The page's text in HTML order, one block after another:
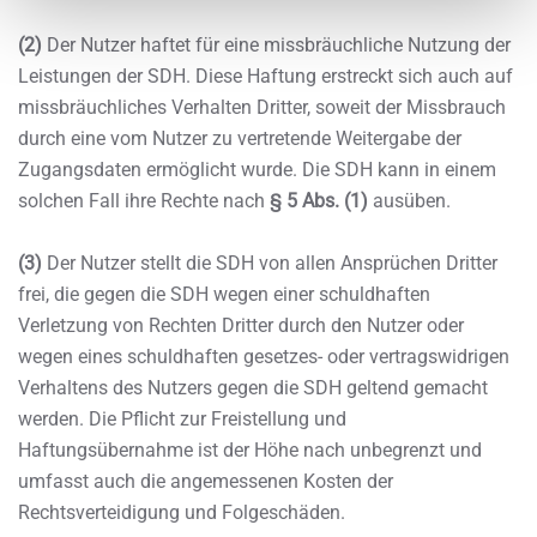
(2) Der Nutzer haftet für eine missbräuchliche Nutzung der
Leistungen der SDH. Diese Haftung erstreckt sich auch auf
missbräuchliches Verhalten Dritter, soweit der Missbrauch
durch eine vom Nutzer zu vertretende Weitergabe der
Zugangsdaten ermöglicht wurde. Die SDH kann in einem
solchen Fall ihre Rechte nach § 5 Abs. (1) ausüben.
(3) Der Nutzer stellt die SDH von allen Ansprüchen Dritter
frei, die gegen die SDH wegen einer schuldhaften
Verletzung von Rechten Dritter durch den Nutzer oder
wegen eines schuldhaften gesetzes- oder vertragswidrigen
Verhaltens des Nutzers gegen die SDH geltend gemacht
werden. Die Pflicht zur Freistellung und
Haftungsübernahme ist der Höhe nach unbegrenzt und
umfasst auch die angemessenen Kosten der
Rechtsverteidigung und Folgeschäden.